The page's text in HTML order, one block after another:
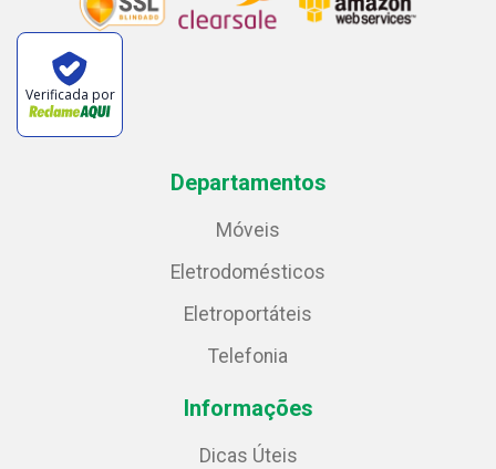
Verificada por
Departamentos
Móveis
Eletrodomésticos
Eletroportáteis
Telefonia
Informações
Dicas Úteis